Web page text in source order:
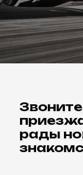
рады